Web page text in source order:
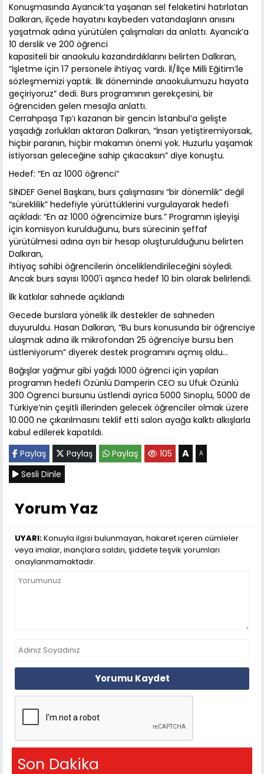
Konuşmasında Ayancık’ta yaşanan sel felaketini hatırlatan
Dalkıran, ilçede hayatını kaybeden vatandaşların anısını
yaşatmak adına yürütülen çalışmaları da anlattı. Ayancık’a
10 derslik ve 200 öğrenci
kapasiteli bir anaokulu kazandırdıklarını belirten Dalkıran,
“İşletme için 17 personele ihtiyaç vardı. İl/İlçe Milli Eğitim’le
sözleşmemizi yaptık. İlk döneminde anaokulumuzu hayata
geçiriyoruz” dedi. Burs programının gerekçesini, bir
öğrenciden gelen mesajla anlattı.
Cerrahpaşa Tıp’ı kazanan bir gencin İstanbul’a gelişte
yaşadığı zorlukları aktaran Dalkıran, “İnsan yetiştiremiyorsak,
hiçbir paranın, hiçbir makamın önemi yok. Huzurlu yaşamak
istiyorsan geleceğine sahip çıkacaksın” diye konuştu.
Hedef: “En az 1000 öğrenci”
SİNDEF Genel Başkanı, burs çalışmasını “bir dönemlik” değil
“süreklilik” hedefiyle yürüttüklerini vurgulayarak hedefi
açıkladı: “En az 1000 öğrencimize burs.” Programın işleyişi
için komisyon kurulduğunu, burs sürecinin şeffaf
yürütülmesi adına ayrı bir hesap oluşturulduğunu belirten
Dalkıran,
ihtiyaç sahibi öğrencilerin önceliklendirileceğini söyledi.
Ancak burs sayısı 1000'i aşınca hedef 10 bin olarak belirlendi.
İlk katkılar sahnede açıklandı
Gecede burslara yönelik ilk destekler de sahneden
duyuruldu. Hasan Dalkıran, “Bu burs konusunda bir öğrenciye
ulaşmak adına ilk mikrofondan 25 öğrenciye bursu ben
üstleniyorum” diyerek destek programını açmış oldu...
Bağışlar yağmur gibi yağdı 1000 öğrenci için yapılan
programın hedefi Özünlü Damperin CEO su Ufuk Özünlü
300 Ögrenci bursunu üstlendi ayrica 5000 Sinoplu, 5000 de
Türkiye’nin çeşitli illerinden gelecek öğrenciler olmak üzere
10.000 ne çıkarılmasını teklif etti salon ayağa kalktı alkışlarla
kabul edilerek kapatıldı.
Paylaş
Paylaş Paylaş 105 A A
Sesli Dinle
Yorum Yaz
UYARI:Konuyla ilgisi bulunmayan, hakaret içeren cümleler
veya imalar, inançlara saldırı, şiddete teşvik yorumları
onaylanmamaktadır.
Yorumu Kaydet
Son Dakika